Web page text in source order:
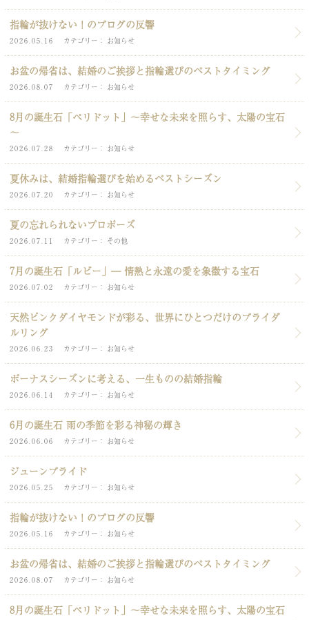
指輪が抜けない！のブログの反響
2026.05.16 カテゴリー お知らせ
お盆の帰省は、結婚のご挨拶と指輪選びのベストタイミング
2026.08.07 カテゴリー お知らせ
8月の誕生石「ペリドット」～幸せな未来を照らす、太陽の宝石
～
2026.07.28 カテゴリー お知らせ
夏休みは、結婚指輪選びを始めるベストシーズン
2026.07.20 カテゴリー お知らせ
夏の忘れられないプロポーズ
2026.07.11 カテゴリー その他
7月の誕生石「ルビー」― 情熱と永遠の愛を象徴する宝石
2026.07.02 カテゴリー お知らせ
天然ピンクダイヤモンドが彩る、世界にひとつだけのブライダ
ルリング
2026.06.23 カテゴリー お知らせ
ボーナスシーズンに考える、一生ものの結婚指輪
2026.06.14 カテゴリー お知らせ
6月の誕生石 雨の季節を彩る神秘の輝き
2026.06.06 カテゴリー お知らせ
ジューンブライド
2026.05.25 カテゴリー お知らせ
指輪が抜けない！のブログの反響
2026.05.16 カテゴリー お知らせ
お盆の帰省は、結婚のご挨拶と指輪選びのベストタイミング
2026.08.07 カテゴリー お知らせ
8月の誕生石「ペリドット」～幸せな未来を照らす、太陽の宝石